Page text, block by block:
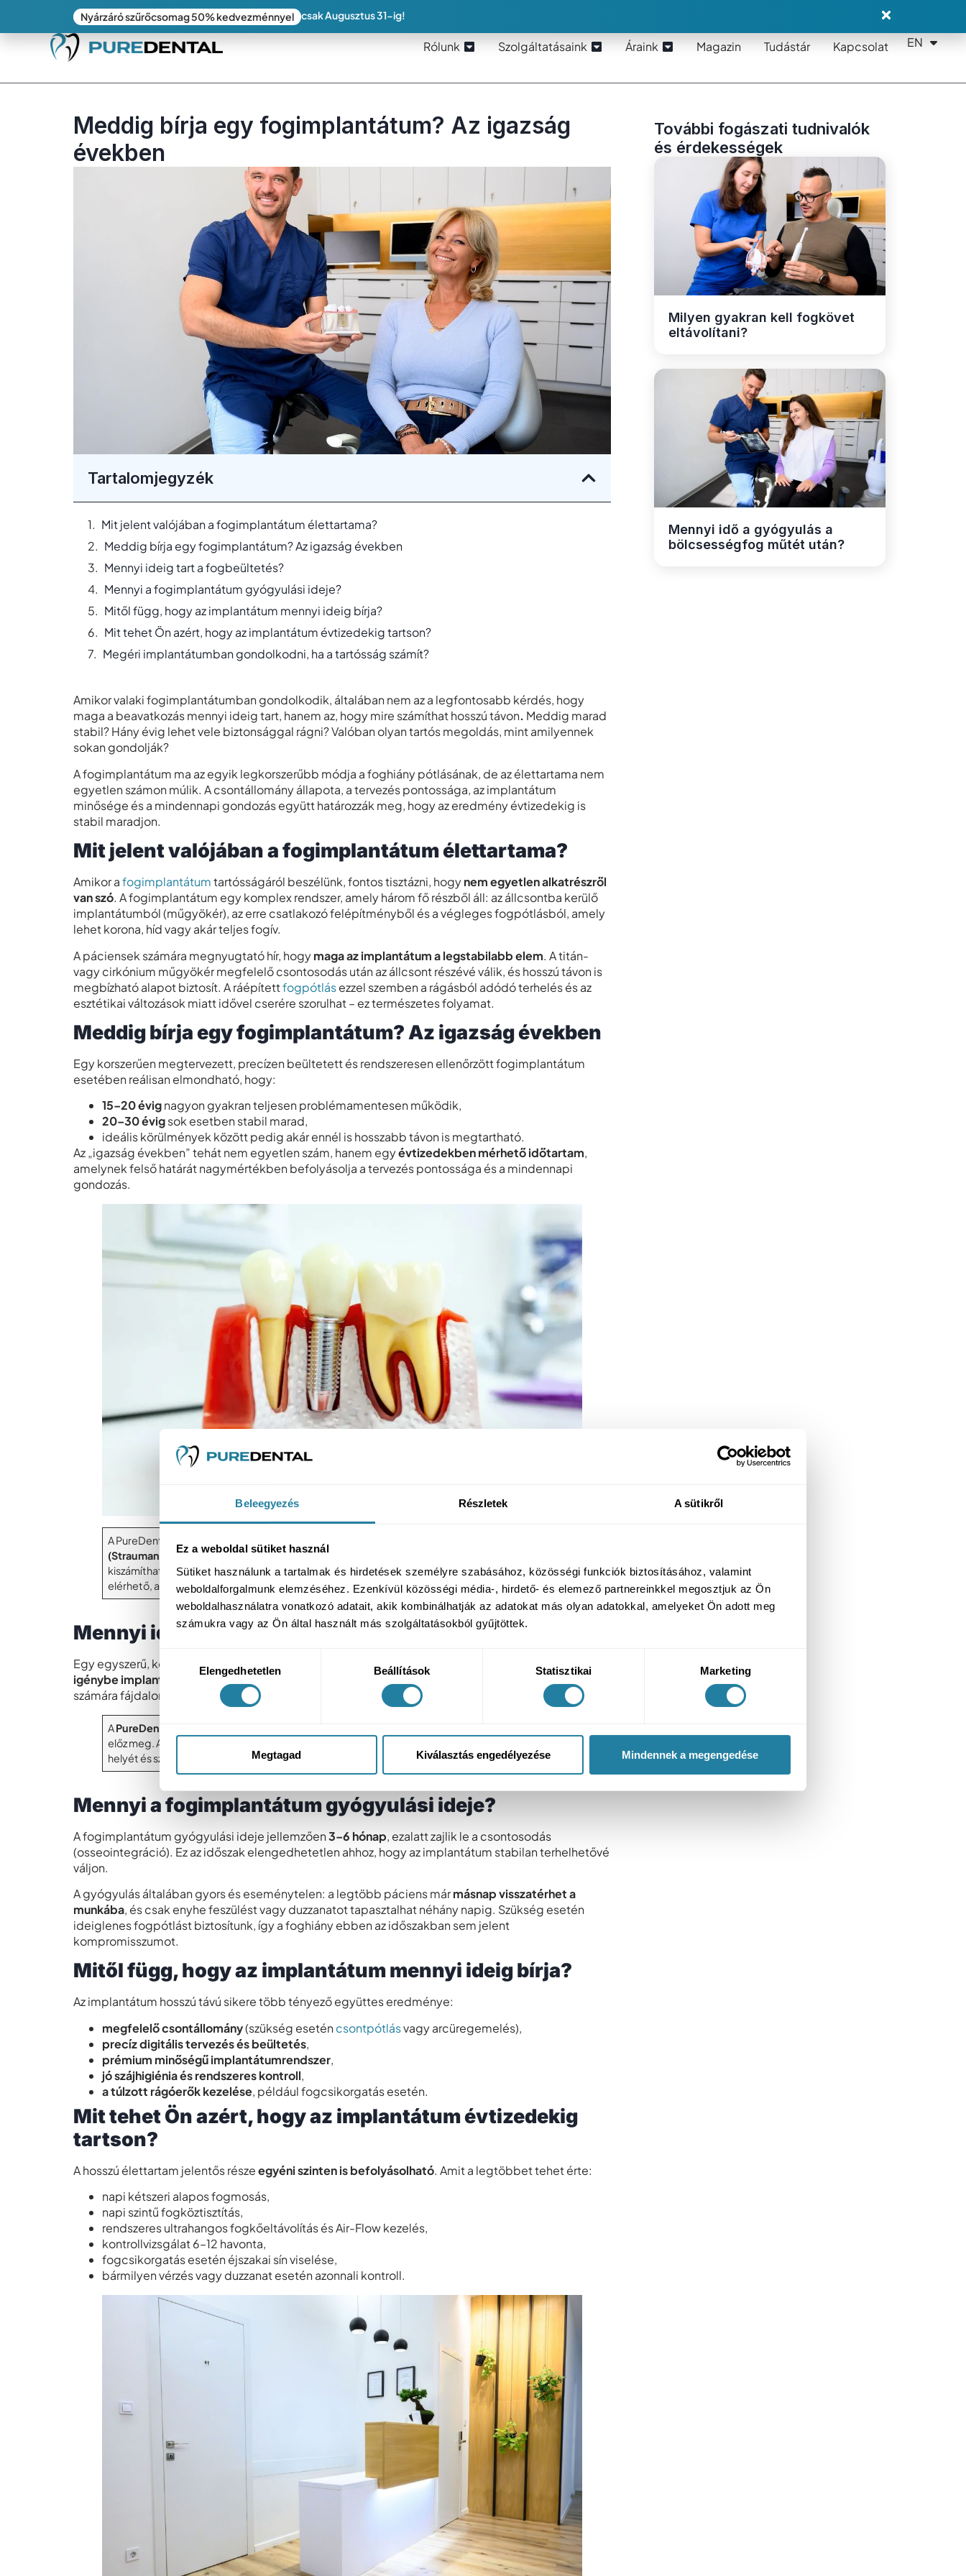
Beleegyezés Részletek A sütikről
Ez a weboldal sütiket használ
Sütiket használunk a tartalmak és hirdetések személyre szabásához, közösségi funkciók biztosításához, valamint
weboldalforgalmunk elemzéséhez. Ezenkívül közösségi média-, hirdető- és elemező partnereinkkel megosztjuk az Ön
weboldalhasználatra vonatkozó adatait, akik kombinálhatják az adatokat más olyan adatokkal, amelyeket Ön adott meg
számukra vagy az Ön által használt más szolgáltatásokból gyűjtöttek.
kiválasztásaElengedhetetlen Beállítások Statisztikai Marketing
Megtagad Kiválasztás engedélyezése Mindennek a megengedése
Rólunk Szolgáltatásaink Áraink Magazin Tudástár Kapcsolat EN
DE
Meddig bírja egy fogimplantátum? Az igazság
években
Tartalomjegyzék
Mit jelent valójában a fogimplantátum élettartama?
Meddig bírja egy fogimplantátum? Az igazság években
Mennyi ideig tart a fogbeültetés?
Mennyi a fogimplantátum gyógyulási ideje?
Mitől függ, hogy az implantátum mennyi ideig bírja?
Mit tehet Ön azért, hogy az implantátum évtizedekig tartson?
Megéri implantátumban gondolkodni, ha a tartósság számít?
Amikor valaki fogimplantátumban gondolkodik, általában nem az a legfontosabb kérdés, hogy
maga a beavatkozás mennyi ideig tart, hanem az, hogy mire számíthat hosszú távon. Meddig marad
stabil? Hány évig lehet vele biztonsággal rágni? Valóban olyan tartós megoldás, mint amilyennek
sokan gondolják?
A fogimplantátum ma az egyik legkorszerűbb módja a foghiány pótlásának, de az élettartama nem
egyetlen számon múlik. A csontállomány állapota, a tervezés pontossága, az implantátum
minősége és a mindennapi gondozás együtt határozzák meg, hogy az eredmény évtizedekig is
stabil maradjon.
Mit jelent valójában a fogimplantátum élettartama?
Amikor afogimplantátumtartósságáról beszélünk, fontos tisztázni, hogynem egyetlen alkatrészről
van szó. A fogimplantátum egy komplex rendszer, amely három fő részből áll: az állcsontba kerülő
implantátumból (műgyökér), az erre csatlakozó felépítményből és a végleges fogpótlásból, amely
lehet korona, híd vagy akár teljes fogív.
A páciensek számára megnyugtató hír, hogymaga az implantátum a legstabilabb elem. A titán-
vagy cirkónium műgyökér megfelelő csontosodás után az állcsont részévé válik, és hosszú távon is
megbízható alapot biztosít. A ráépítettfogpótlásezzel szemben a rágásból adódó terhelés és az
esztétikai változások miatt idővel cserére szorulhat – ez természetes folyamat.
Meddig bírja egy fogimplantátum? Az igazság években
Egy korszerűen megtervezett, precízen beültetett és rendszeresen ellenőrzött fogimplantátum
esetében reálisan elmondható, hogy:
15–20 évignagyon gyakran teljesen problémamentesen működik,
20–30 évigsok esetben stabil marad,
ideális körülmények között pedig akár ennél is hosszabb távon is megtartható.
Az „igazság években” tehát nem egyetlen szám, hanem egyévtizedekben mérhető időtartam,
amelynek felső határát nagymértékben befolyásolja a tervezés pontossága és a mindennapi
gondozás.
A PureDental rendelőjében ezért dolgozunk
(Straumann, Neodent), amelyek gyors csontosodást, kiváló stabilitást és hosszú távon is
kiszámítható eredményt biztosítanak. Prémium implantátumainkraélethosszig tartó garanciais
elérhető, ami jól mutatja, mennyire bízunk az általunk alkalmazott rendszerekben.
Mennyi ideig tart a fogbeültetés?
Egy egyszerű, komplikációmentes implantációs beavatkozás általában
20–40 percet vesz
igénybe implantátumonként. A műtét korszerű helyi érzéstelenítésben történik, így a páciens
számára fájdalommentes.
APureDentalnál
előz meg. A 3D CBCT-felvétel segítségével pontosan meghatározzuk az implantátum ideális
helyét és szögét, ami nemcsak a gyógyulást segíti, hanem a hosszú távú élettartamot is növeli.
Mennyi a fogimplantátum gyógyulási ideje?
A fogimplantátum gyógyulási ideje jellemzően3–6 hónap, ezalatt zajlik le a csontosodás
(osseointegráció). Ez az időszak elengedhetetlen ahhoz, hogy az implantátum stabilan terhelhetővé
váljon.
A gyógyulás általában gyors és eseménytelen: a legtöbb páciens mármásnap visszatérhet a
munkába, és csak enyhe feszülést vagy duzzanatot tapasztalhat néhány napig. Szükség esetén
ideiglenes fogpótlást biztosítunk, így a foghiány ebben az időszakban sem jelent
kompromisszumot.
Mitől függ, hogy az implantátum mennyi ideig bírja?
Az implantátum hosszú távú sikere több tényező együttes eredménye:
megfelelő csontállomány(szükség eseténcsontpótlásvagy arcüregemelés),
precíz digitális tervezés és beültetés,
prémium minőségű implantátumrendszer,
jó szájhigiénia és rendszeres kontroll,
a túlzott rágóerők kezelése, például fogcsikorgatás esetén.
Mit tehet Ön azért, hogy az implantátum évtizedekig
tartson?
A hosszú élettartam jelentős részeegyéni szinten is befolyásolható. Amit a legtöbbet tehet érte:
napi kétszeri alapos fogmosás,
napi szintű fogköztisztítás,
rendszeres ultrahangos fogkőeltávolítás és Air-Flow kezelés,
kontrollvizsgálat 6–12 havonta,
fogcsikorgatás esetén éjszakai sín viselése,
bármilyen vérzés vagy duzzanat esetén azonnali kontroll.
További fogászati tudnivalók
és érdekességek
Milyen gyakran kell fogkövet
eltávolítani?
Mennyi idő a gyógyulás a
bölcsességfog műtét után?
Nyárzáró szűrőcsomag 50% kedvezménnyel csak Augusztus 31-ig!